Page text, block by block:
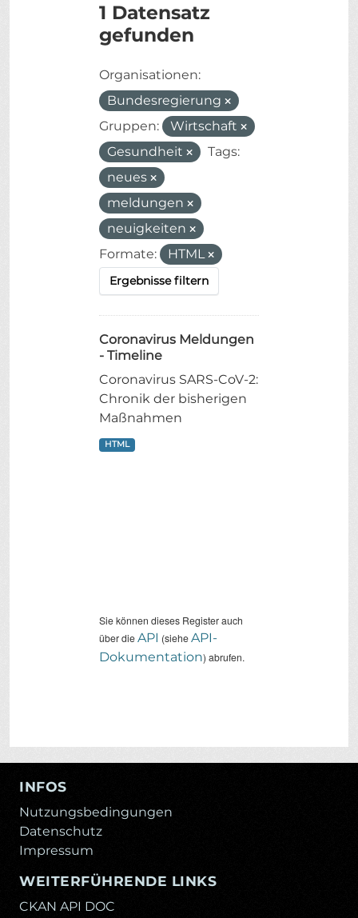
1 Datensatz
gefunden
Organisationen:
Bundesregierung
Gruppen:
Wirtschaft
Gesundheit
Tags:
neues
meldungen
neuigkeiten
Formate:
HTML
Ergebnisse filtern
Coronavirus Meldungen
- Timeline
Coronavirus SARS-CoV-2:
Chronik der bisherigen
Maßnahmen
HTML
Sie können dieses Register auch
über dieAPI (sieheAPI-
Dokumentation) abrufen.
INFOS
Nutzungsbedingungen
Datenschutz
Impressum
WEITERFÜHRENDE LINKS
CKAN API DOC